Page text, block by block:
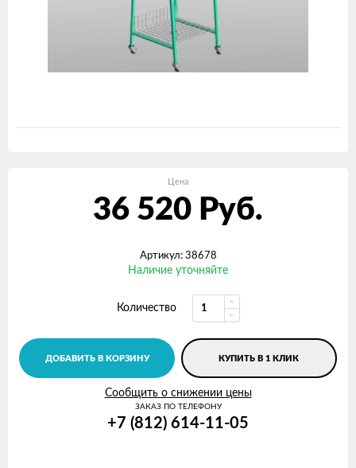
Цена
36 520 Руб.
Артикул: 38678
Наличие уточняйте
Количество
ДОБАВИТЬ В КОРЗИНУ КУПИТЬ В 1 КЛИК
Сообщить о снижении цены
ЗАКАЗ ПО ТЕЛЕФОНУ
+7 (812) 614-11-05